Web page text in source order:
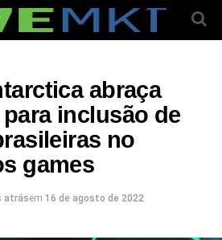
abraça
inclusão de
no
games
atrásem 16 de agosto de 2022